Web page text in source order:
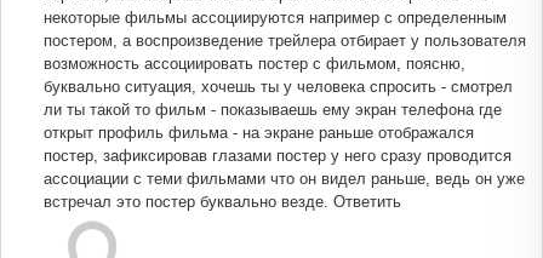
некоторые фильмы ассоциируются например с определенным
постером, а воспроизведение трейлера отбирает у пользователя
возможность ассоциировать постер с фильмом, поясню,
буквально ситуация, хочешь ты у человека спросить - смотрел
ли ты такой то фильм - показываешь ему экран телефона где
открыт профиль фильма - на экране раньше отображался
постер, зафиксировав глазами постер у него сразу проводится
ассоциации с теми фильмами что он видел раньше, ведь он уже
встречал это постер буквально везде. Ответить